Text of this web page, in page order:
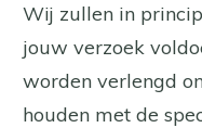
Wij zullen in
jouw verzoek
worden verlengd
houden met de